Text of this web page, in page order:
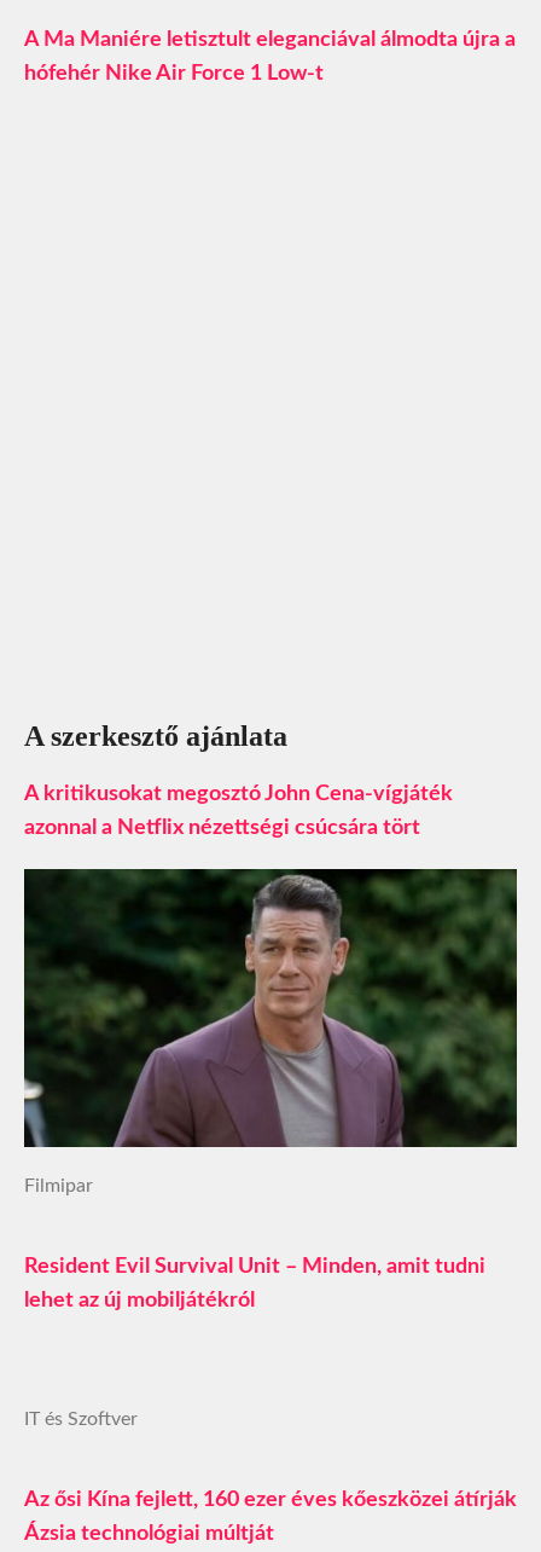
A Ma Maniére letisztult eleganciával álmodta újra a
hófehér Nike Air Force 1 Low-t
A szerkesztő ajánlata
A kritikusokat megosztó John Cena-vígjáték
azonnal a Netflix nézettségi csúcsára tört
Filmipar
Resident Evil Survival Unit – Minden, amit tudni
lehet az új mobiljátékról
IT és Szoftver
Az ősi Kína fejlett, 160 ezer éves kőeszközei átírják
Ázsia technológiai múltját